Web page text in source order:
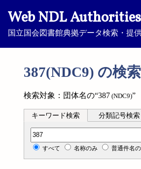
Web NDL Authorities
国立国会図書館典拠データ検索・提
387(NDC9) の検
検索対象：団体名の“387 (NDC9)”
キーワード検索 分類記号検索
分類記号検索
すべて 名称のみ 普通件名